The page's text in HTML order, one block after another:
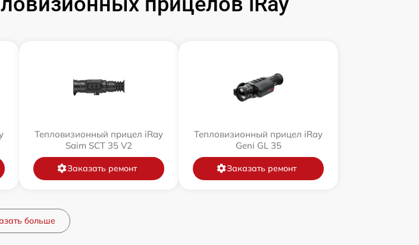
Тепловизионный прицел iRay
Saim SCT 35 V2
Заказать ремонт
Тепловизионный прицел iRay
Geni GL 35
Заказать ремонт
больше